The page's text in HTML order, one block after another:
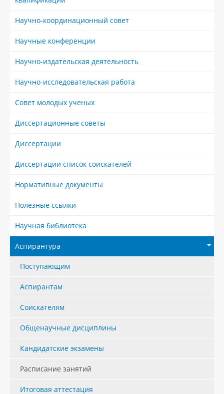
Научно-координационный совет
Научные конференции
Научно-издательская деятельность
Научно-исследовательская работа
Совет молодых ученых
Диссертационные советы
Диссертации
Диссертации список соискателей
Нормативные документы
Полезные ссылки
Научная библиотека
Аспирантура
Поступающим
Аспирантам
Соискателям
Общенаучные дисциплины
Кандидатские экзамены
Расписание занятий
Итоговая аттестация